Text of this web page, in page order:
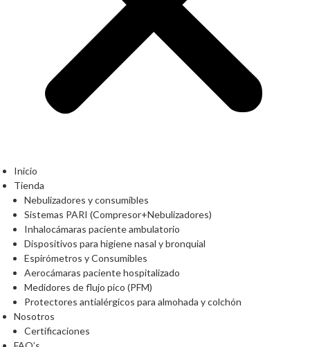
Inicio
Tienda
Nebulizadores y consumibles
Sistemas PARI (Compresor+Nebulizadores)
Inhalocámaras paciente ambulatorio
Dispositivos para higiene nasal y bronquial
Espirómetros y Consumibles
Aerocámaras paciente hospitalizado
Medidores de flujo pico (PFM)
Protectores antialérgicos para almohada y colchón
Nosotros
Certificaciones